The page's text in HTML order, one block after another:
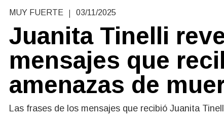
MUY FUERTE | 03/11/2025
Juanita Tinelli
mensajes que
amenazas de
Las frases de los mensajes que recibió Juanita